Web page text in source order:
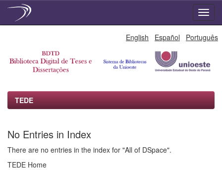
English Español Português
TEDE
No Entries in Index
There are no entries in the index for "All of DSpace".
TEDE Home